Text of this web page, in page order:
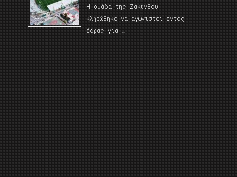
Η ομάδα της Ζακύνθου
κληρώθηκε να αγωνιστεί εντός
έδρας για …